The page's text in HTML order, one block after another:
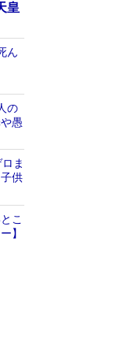
皇
ん
の
愚
ま
供
こ
】